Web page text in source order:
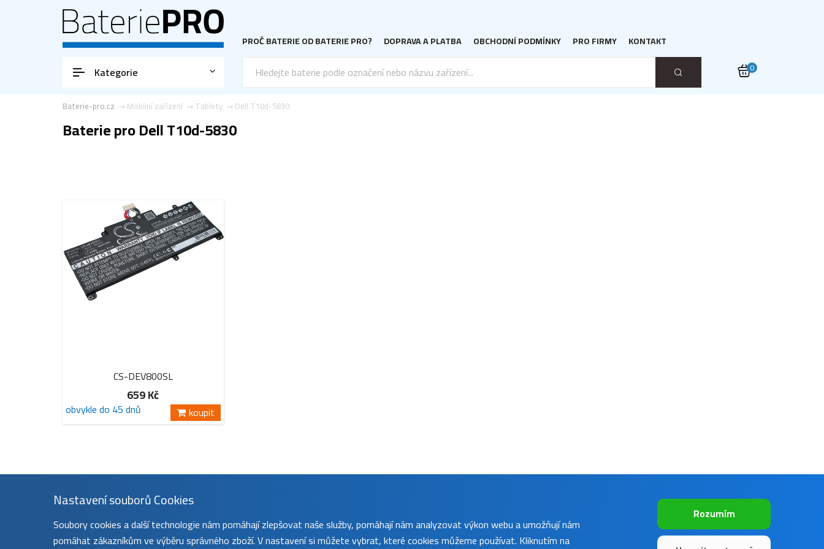
PROČ BATERIE OD BATERIE PRO? DOPRAVA A PLATBA OBCHODNÍ PODMÍNKY PRO FIRMY KONTAKT
Kategorie 0
Dell T10d-5830
Tablety
Mobilní zařízení
Baterie-pro.cz
Baterie pro Dell T10d-5830
CS-DEV800SL
659 Kč
obvykle do 45 dnů koupit
Nastavení souborů Cookies
Soubory cookies a další technologie nám pomáhají zlepšovat naše služby, pomáhají nám analyzovat výkon webu a umožňují nám
pomáhat zákazníkům ve výběru správného zboží. V nastavení si můžete vybrat, které cookies můžeme používat. Kliknutím na
Rozumím